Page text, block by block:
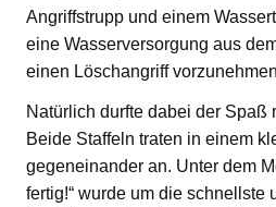
Angriffstrupp und einem
eine Wasserversorgung aus
einen Löschangriff
Natürlich durfte dabei der Spaß
Beide Staffeln traten in einem
gegeneinander an. Unter dem
fertig!“ wurde um die schnellste